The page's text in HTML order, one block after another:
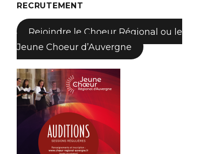
RECRUTEMENT
Rejoindre le Choeur Régional ou le
Jeune Choeur d’Auvergne